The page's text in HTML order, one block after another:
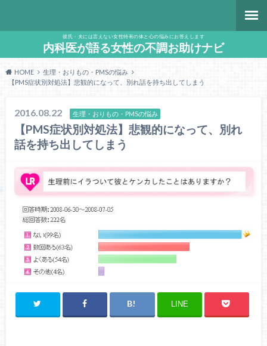
彼氏・夫には言えない女性特有の体と心の悩みにお答えします
内科医が語る女性の不調お助けナビ
HOME
生理・おりもの・PMSの悩み
【PMS症状別対処法】悲観的になって、別れ話を持ち出してしまう
2016.08.22 生理・おりもの・PMSの悩み
【PMS症状別対処法】悲観的になって、別れ
話を持ち出してしまう
LINE